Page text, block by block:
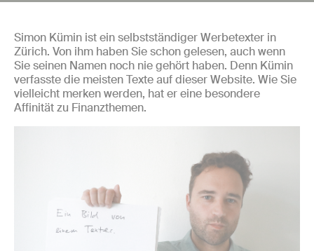
Simon Kümin ist ein selbstständiger Werbetexter in
Zürich. Von ihm haben Sie schon gelesen, auch wenn
Sie seinen Namen noch nie gehört haben. Denn Kümin
verfasste die meisten Texte auf dieser Website. Wie Sie
vielleicht merken werden, hat er eine besondere
Affinität zu Finanzthemen.